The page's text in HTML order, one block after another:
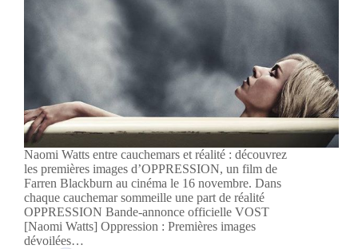
Naomi Watts entre cauchemars et réalité : découvrez
les premières images d’OPPRESSION, un film de
Farren Blackburn au cinéma le 16 novembre. Dans
chaque cauchemar sommeille une part de réalité
OPPRESSION Bande-annonce officielle VOST
[Naomi Watts] Oppression : Premières images
dévoilées…